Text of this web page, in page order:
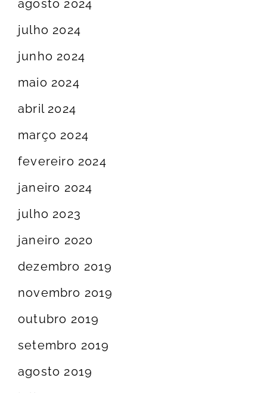
agosto 2024
julho 2024
junho 2024
maio 2024
abril 2024
março 2024
fevereiro 2024
janeiro 2024
julho 2023
janeiro 2020
dezembro 2019
novembro 2019
outubro 2019
setembro 2019
agosto 2019